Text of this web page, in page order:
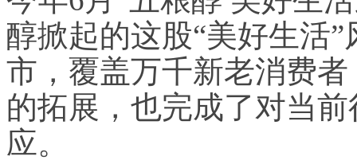
醇掀起的这股“美好生活
市，覆盖万千新老消费
的拓展，也完成了对当
应。